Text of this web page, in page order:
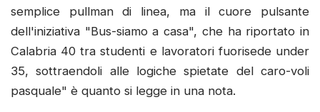
semplice pullman di linea, ma il cuore pulsante
dell'iniziativa "Bus-siamo a casa", che ha riportato in
Calabria 40 tra studenti e lavoratori fuorisede under
35, sottraendoli alle logiche spietate del caro-voli
pasquale" è quanto si legge in una nota.